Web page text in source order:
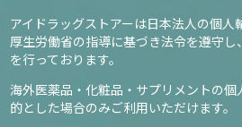
アイドラッグストアーは日本法人の個人
厚生労働省の指導に基づき法令を遵守し、
を行っております。
海外医薬品・化粧品・サプリメントの個
的とした場合のみご利用いただけます。